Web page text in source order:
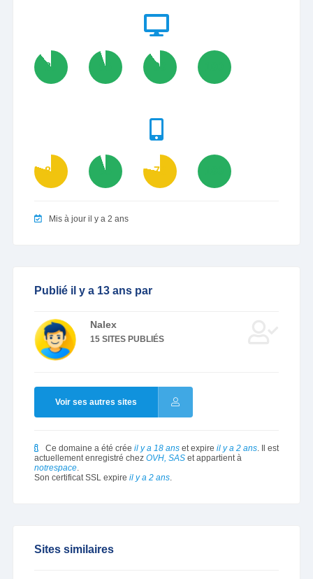
89 95 90
80 95 78
Mis à jour il y a 2 ans
Publié il y a 13 ans par
Nalex
15 SITES PUBLIÉS
Voir ses autres sites
Ce domaine a été crée il y a 18 anset expire il y a 2 ans. Il est
actuellement enregistré chez OVH, SASet appartient à
notrespace.
Son certificat SSL expire il y a 2 ans.
Sites similaires